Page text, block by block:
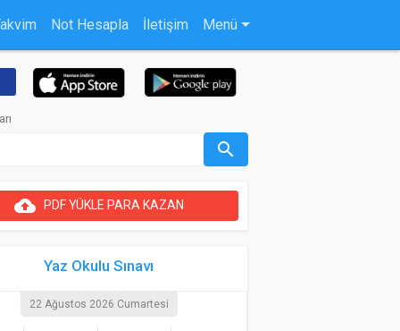
Not Hesapla İletişim Menü
search
cloud_uploadPDF YÜKLE PARA KAZAN
Yaz Okulu Sınavı
22 Ağustos 2026 Cumartesi